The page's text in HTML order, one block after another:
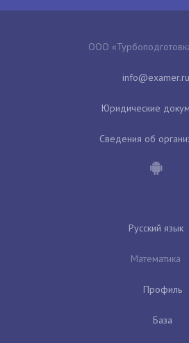
ООО
Юридические
Сведения об
Русский язык
Математика
Профиль
База